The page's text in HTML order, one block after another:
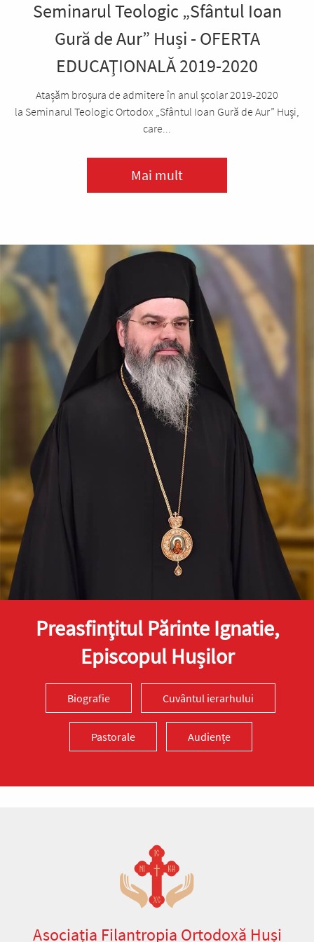
Seminarul Teologic „Sfântul Ioan
Gură de Aur” Huși - OFERTA
EDUCAŢIONALĂ 2019-2020
Atașăm broșura de admitere în anul şcolar 2019-2020
la Seminarul Teologic Ortodox „Sfântul Ioan Gură de Aur” Huşi,
care...
Mai mult
Preasfinţitul Părinte Ignatie,
Episcopul Hușilor
Biografie Cuvântul ierarhului
Pastorale Audiențe
Asociația Filantropia Ortodoxă Huși